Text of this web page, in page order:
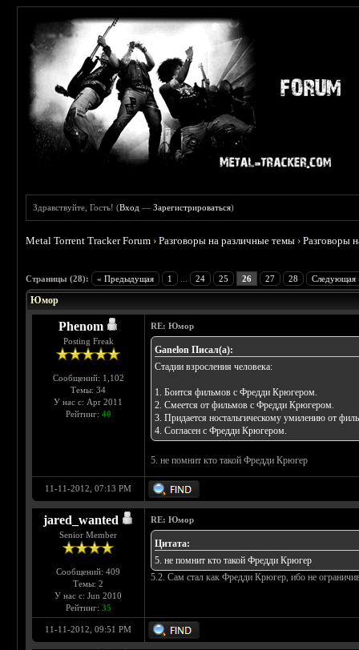
Здравствуйте, Гость! (Вход —Зарегистрироваться)
Metal Torrent Tracker Forum ›Разговоры на различные темы ›Разговоры
Страницы (28): « Предыдущая 1 24 25 26 27 28 Следующая
Юмор
Phenom
Posting Freak
Сообщений: 1,102
Темы: 34
У нас с: Apr 2011
Рейтинг: 40
RE: Юмор
Ganelon Писал(а):
Стадии взросления человека:
1. Боится фильмов с Фредди Крюгером.
2. Смеется от фильмов с Фредди Крюгером.
3. Придается ностальгическому умилению от
4. Согласен с Фредди Крюгером.
5. не помнит кто такой Фредди Крюгер
11-11-2012, 07:13 PM
jared_wanted
Senior Member
Сообщений: 409
Темы: 2
У нас с: Jun 2010
Рейтинг: 35
RE: Юмор
Цитата:
5. не помнит кто такой Фредди Крюгер
5.2. Сам стал как Фредди Крюгер, ибо не
11-11-2012, 09:51 PM